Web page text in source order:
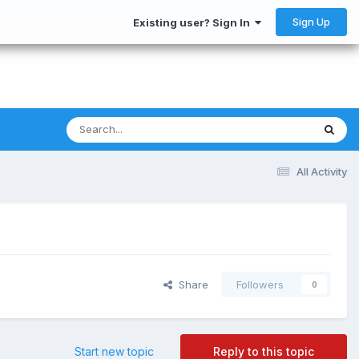
Existing user? Sign In Sign Up
All Activity
Share Followers 0
Reply to this topic
Start new topic